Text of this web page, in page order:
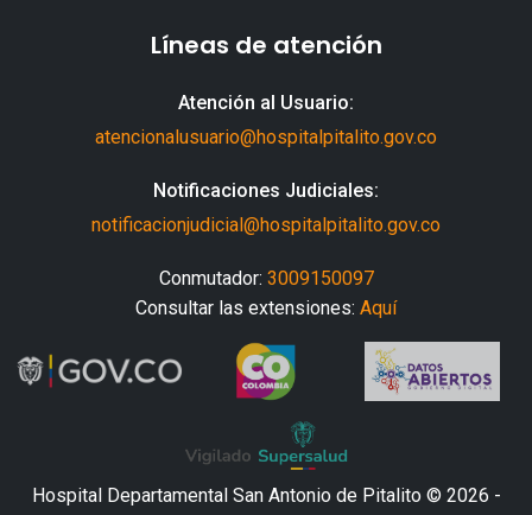
Líneas de atención
Atención al Usuario:
atencionalusuario@hospitalpitalito.gov.co
Notificaciones Judiciales:
notificacionjudicial@hospitalpitalito.gov.co
Conmutador: 3009150097
Consultar las extensiones: Aquí
Hospital Departamental San Antonio de Pitalito © 2026 -